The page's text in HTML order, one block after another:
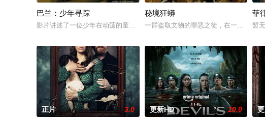
巴兰：少年寻踪
影片讲述了一位少年在动荡的童年中长大，母亲又突然失踪后，他踏上了寻母
秘境狂蟒
一群盗取文物的罪恶之徒，在一次盗宝
菲
暂
正片 3.0 更新HD 10.0